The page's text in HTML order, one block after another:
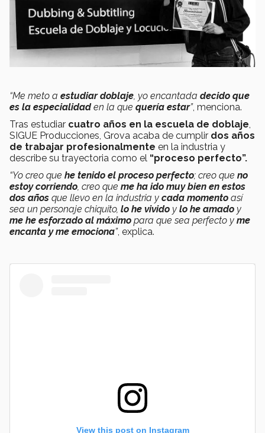
“Me meto a estudiar doblaje , yo encantada decido que
es la especialidaden la que quería estar”, menciona.
Tras estudiar cuatro años en la escuela de doblaje
SIGUE Producciones, Grova acaba de cumplir dos años
de trabajar profesionalmente en la industria y
describe su trayectoria como el “proceso perfecto”.
“Yo creo que he tenido el proceso perfecto; creo que no
estoy corriendo , creo que me ha ido muy bien en estos
dos años que llevo en la industria y cada momento así
sea un personaje chiquito, lo he vivido y lo he amado y
me he esforzado al máximo para que sea perfecto y me
encanta y me emociona”, explica.
View this post on Instagram